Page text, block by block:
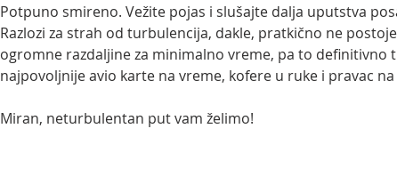
Potpuno smireno. Vežite pojas i slušajte dalja uputstva
Razlozi za strah od turbulencija, dakle, pratkično ne
ogromne razdaljine za minimalno vreme, pa to definitivno
najpovoljnije avio karte na vreme, kofere u ruke i pravac
Miran, neturbulentan put vam želimo!